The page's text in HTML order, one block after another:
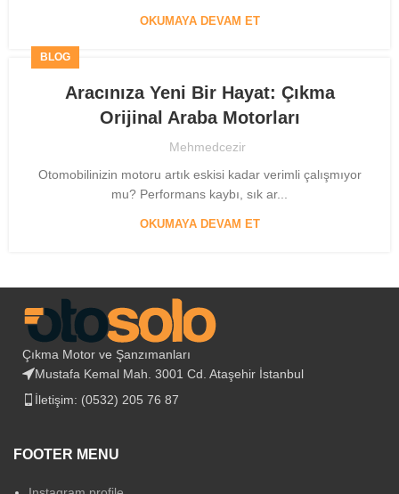
OKUMAYA DEVAM ET
BLOG
Aracınıza Yeni Bir Hayat: Çıkma
Orijinal Araba Motorları
Mehmedcezir
Otomobilinizin motoru artık eskisi kadar verimli çalışmıyor
mu? Performans kaybı, sık ar...
OKUMAYA DEVAM ET
Çıkma Motor ve Şanzımanları
Mustafa Kemal Mah. 3001 Cd. Ataşehir İstanbul
İletişim: (0532) 205 76 87
FOOTER MENU